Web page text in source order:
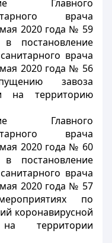
Главного
врача
2020 года № 59
постановление
врача
2020 года № 56
завоза
на территорию
Главного
врача
2020 года № 60
постановление
врача
2020 года № 57
по
коронавирусной
территории